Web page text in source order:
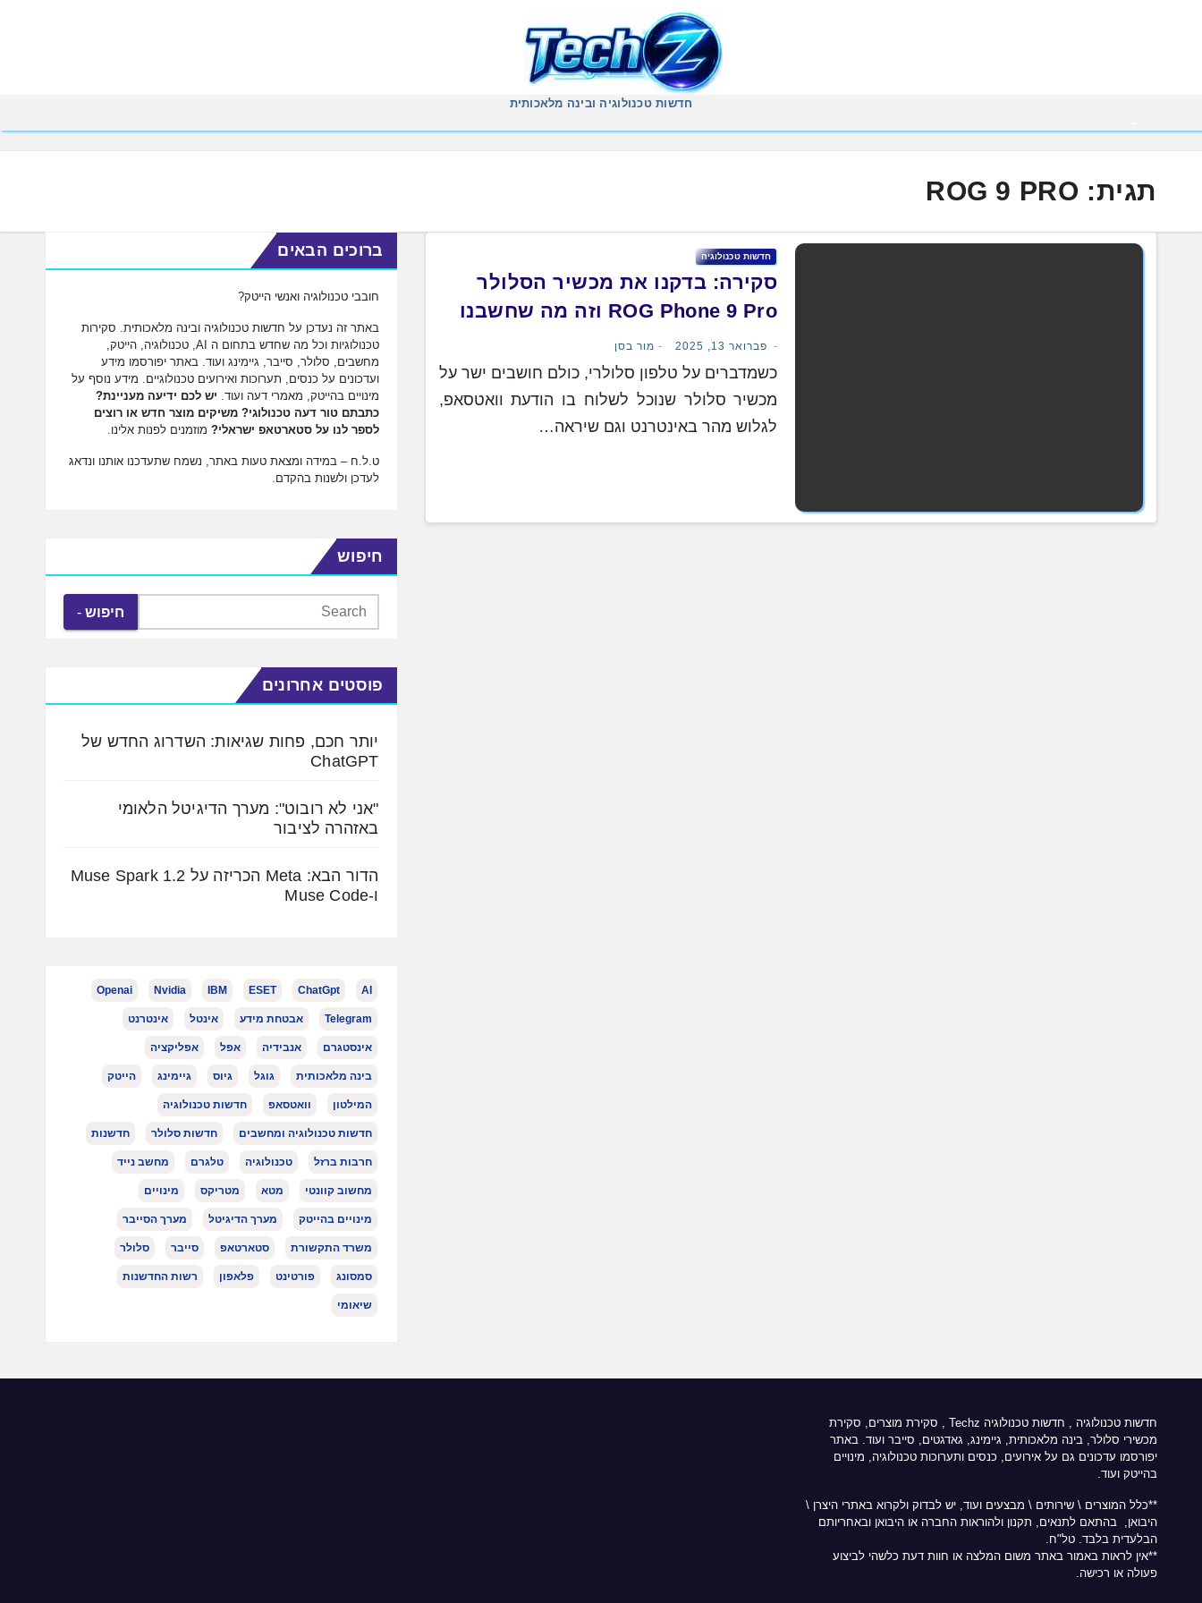
חדשות טכנולוגיה ובינה מלאכותית
תגית: ROG 9 PRO
חדשות טכנולוגיה
סקירה: בדקנו את מכשיר הסלולר
ROG Phone 9 Pro וזה מה שחשבנו
עליו
פברואר 13, 2025 מור בסן
כשמדברים על טלפון סלולרי, כולם חושבים ישר על
מכשיר סלולר שנוכל לשלוח בו הודעת וואטסאפ,
לגלוש מהר באינטרנט וגם שיראה…
ברוכים הבאים
חובבי טכנולוגיה ואנשי הייטק?
באתר זה נעדכן על חדשות טכנולוגיה ובינה מלאכותית. סקירות
טכנולוגיות וכל מה שחדש בתחום ה AI, טכנולוגיה, הייטק,
מחשבים, סלולר, סייבר, גיימינג ועוד. באתר יפורסמו מידע
ועדכונים על כנסים, תערוכות ואירועים טכנולוגיים. מידע נוסף על
מינויים בהייטק, מאמרי דעה ועוד. יש לכם ידיעה מעניינת?
כתבתם טור דעה טכנולוגי? משיקים מוצר חדש או רוצים
לספר לנו על סטארטאפ ישראלי? מוזמנים לפנות אלינו.
ט.ל.ח – במידה ומצאת טעות באתר, נשמח שתעדכנו אותנו ונדאג
לעדכן ולשנות בהקדם.
חיפוש
חיפוש
פוסטים אחרונים
יותר חכם, פחות שגיאות: השדרוג החדש של
ChatGPT
"אני לא רובוט": מערך הדיגיטל הלאומי
באזהרה לציבור
הדור הבא: Meta הכריזה על Muse Spark 1.2
ו-Muse Code
AI
ChatGpt
ESET
IBM
Nvidia
Openai
Telegram אבטחת מידע אינטל אינטרנט
אינסטגרם אנבידיה אפל אפליקציה
בינה מלאכותית גוגל גיוס גיימינג הייטק
המילטון וואטסאפ חדשות טכנולוגיה
חדשות טכנולוגיה ומחשבים חדשות סלולר חדשנות
חרבות ברזל טכנולוגיה טלגרם מחשב נייד
מחשוב קוונטי מטא מטריקס מינויים
מינויים בהייטק מערך הדיגיטל מערך הסייבר
משרד התקשורת סטארטאפ סייבר סלולר
סמסונג פורטינט פלאפון רשות החדשנות
שיאומי
חדשות טכנולוגיה , חדשות טכנולוגיה Techz
, סקירת מוצרים, סקירת
מכשירי סלולר, בינה מלאכותית, גיימינג, גאדגטים, סייבר ועוד. באתר
יפורסמו עדכונים גם על אירועים, כנסים ותערוכות טכנולוגיה, מינויים
בהייטק ועוד.
**כלל המוצרים \ שירותים \ מבצעים ועוד, יש לבדוק ולקרוא באתרי היצרן \
היבואן, בהתאם לתנאים, תקנון ולהוראות החברה או היבואן ובאחריותם
הבלעדית בלבד. טל"ח.
**אין לראות באמור באתר משום המלצה או חוות דעת כלשהי לביצוע
פעולה או רכישה.